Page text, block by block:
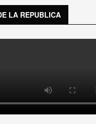
LA REPUBLICA